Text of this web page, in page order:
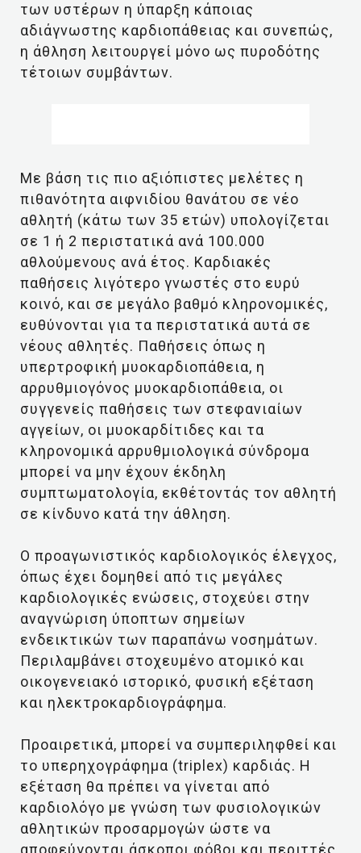
των υστέρων η ύπαρξη κάποιας
αδιάγνωστης καρδιοπάθειας και συνεπώς,
η άθληση λειτουργεί μόνο ως πυροδότης
τέτοιων συμβάντων.
Με βάση τις πιο αξιόπιστες μελέτες η
πιθανότητα αιφνιδίου θανάτου σε νέο
αθλητή (κάτω των 35 ετών) υπολογίζεται
σε 1 ή 2 περιστατικά ανά 100.000
αθλούμενους ανά έτος. Καρδιακές
παθήσεις λιγότερο γνωστές στο ευρύ
κοινό, και σε μεγάλο βαθμό κληρονομικές,
ευθύνονται για τα περιστατικά αυτά σε
νέους αθλητές. Παθήσεις όπως η
υπερτροφική μυοκαρδιοπάθεια, η
αρρυθμιογόνος μυοκαρδιοπάθεια, οι
συγγενείς παθήσεις των στεφανιαίων
αγγείων, οι μυοκαρδίτιδες και τα
κληρονομικά αρρυθμιολογικά σύνδρομα
μπορεί να μην έχουν έκδηλη
συμπτωματολογία, εκθέτοντάς τον αθλητή
σε κίνδυνο κατά την άθληση.
Ο προαγωνιστικός καρδιολογικός έλεγχος,
όπως έχει δομηθεί από τις μεγάλες
καρδιολογικές ενώσεις, στοχεύει στην
αναγνώριση ύποπτων σημείων
ενδεικτικών των παραπάνω νοσημάτων.
Περιλαμβάνει στοχευμένο ατομικό και
οικογενειακό ιστορικό, φυσική εξέταση
και ηλεκτροκαρδιογράφημα.
Προαιρετικά, μπορεί να συμπεριληφθεί και
το υπερηχογράφημα (triplex) καρδιάς. Η
εξέταση θα πρέπει να γίνεται από
καρδιολόγο με γνώση των φυσιολογικών
αθλητικών προσαρμογών ώστε να
αποφεύγονται άσκοποι φόβοι και περιττές